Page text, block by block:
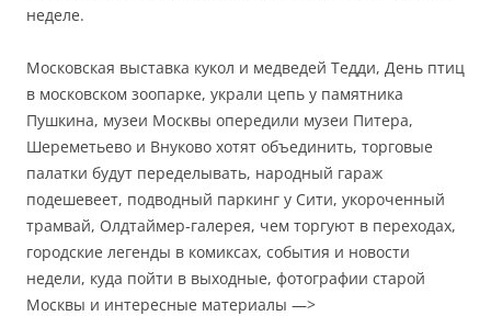
неделе.
Московская выставка кукол и медведей Тедди, День птиц
в московском зоопарке, украли цепь у памятника
Пушкина, музеи Москвы опередили музеи Питера,
Шереметьево и Внуково хотят объединить, торговые
палатки будут переделывать, народный гараж
подешевеет, подводный паркинг у Сити, укороченный
трамвай, Олдтаймер-галерея, чем торгуют в переходах,
городские легенды в комиксах, события и новости
недели, куда пойти в выходные, фотографии старой
Москвы и интересные материалы —>